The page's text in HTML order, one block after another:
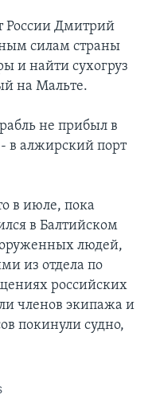
России Дмитрий
силам страны
и найти сухогруз
на Мальте.
не прибыл в
в алжирский порт
в июле, пока
в Балтийском
людей,
из отдела по
российских
членов экипажа и
покинули судно,